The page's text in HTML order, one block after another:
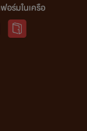
อร์มในเครือ